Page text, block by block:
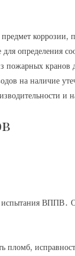
коррозии,
определения
пожарных кранов
на наличие
и
ВППВ․